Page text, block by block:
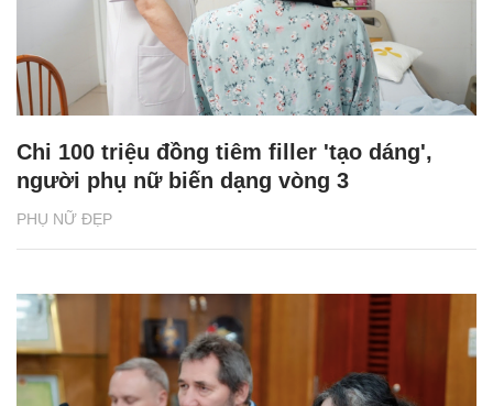
PHỤ NỮ ĐẸP
Chi 100 triệu đồng tiêm filler 'tạo dáng',
người phụ nữ biến dạng vòng 3